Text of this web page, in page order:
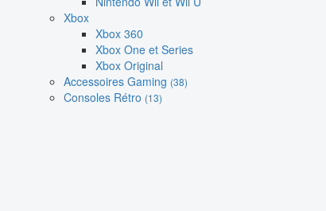
Xbox
Xbox 360
Xbox One et Series
Xbox Original
Accessoires Gaming (38)
Consoles Rétro (13)